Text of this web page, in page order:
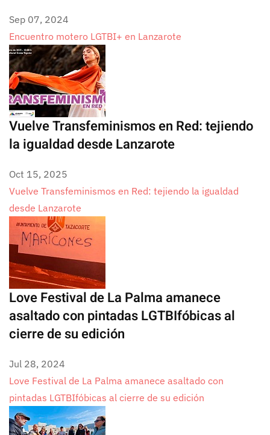
Sep 07, 2024
Encuentro motero LGTBI+ en Lanzarote
Vuelve Transfeminismos en Red: tejiendo
la igualdad desde Lanzarote
Oct 15, 2025
Vuelve Transfeminismos en Red: tejiendo la igualdad
desde Lanzarote
Love Festival de La Palma amanece
asaltado con pintadas LGTBIfóbicas al
cierre de su edición
Jul 28, 2024
Love Festival de La Palma amanece asaltado con
pintadas LGTBIfóbicas al cierre de su edición